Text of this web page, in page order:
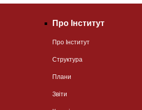
Про Інститут
Про Інститут
Структура
Плани
Звіти